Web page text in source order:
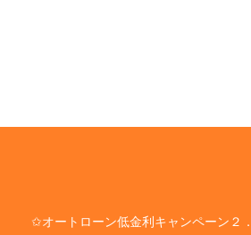
✩オートローン低金利キャンペーン２